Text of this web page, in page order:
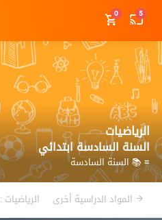
0 5
الرياضيات
السنة السادسة ابتدائي
≡ 📚 السنة السادسة
المواد الدراسية أخرى الرياضيات :